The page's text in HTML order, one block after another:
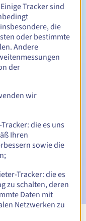
1 und 10 Jahren
über die
Domainnamens
Tracker sind
die
oder bestimmte
Andere
der
wir
die es uns
Ihren
sowie die
Tracker: die es
zu schalten, deren
Daten mit
Netzwerken zu